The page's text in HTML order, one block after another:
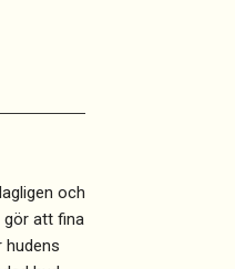
och
gör att fina
hudens